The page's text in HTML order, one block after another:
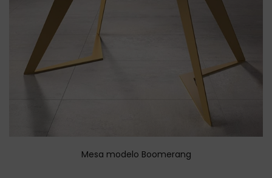
Mesa modelo Boomerang